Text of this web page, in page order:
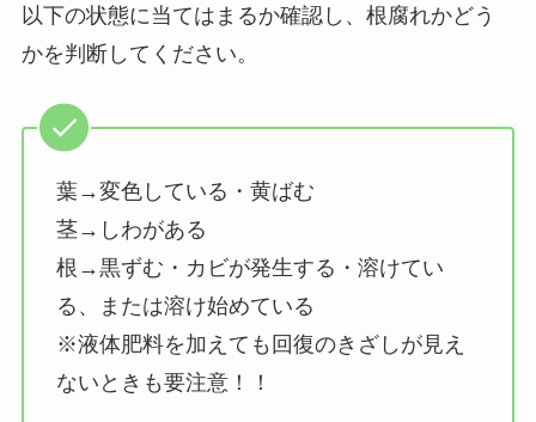
以下の状態に当てはまるか確認し、根腐れかどう
かを判断してください。
葉→変色している・黄ばむ
茎→しわがある
根→黒ずむ・カビが発生する・溶けてい
る、または溶け始めている
※液体肥料を加えても回復のきざしが見え
ないときも要注意！！